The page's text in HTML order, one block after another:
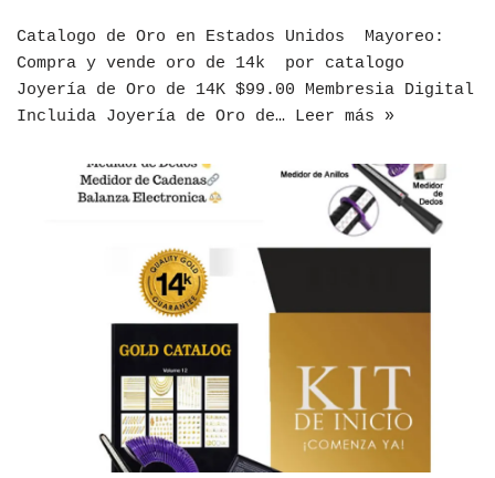
Catalogo de Oro en Estados Unidos ​Mayoreo:
Compra y vende oro de 14k por catalogo
Joyería de Oro de 14K $99.00 Membresia Digital
Incluida Joyería de Oro de… Leer más »